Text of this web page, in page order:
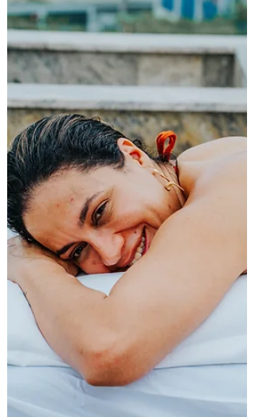
turistas por fim de semana durante a
temporada de inverno Com expectativa
de receber cerca de 40 mil turistas a cada
fim de semana e registrar um crescimento
de aproximadamente 20% no fluxo de
visitantes em relação ao ano passado, São
Roque vive uma das temporadas de
inverno mais promissoras dos últimos
anos. O aumento da procura